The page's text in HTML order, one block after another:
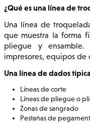
¿Qué es una línea de
Una línea de
que muestra la forma
pliegue y
impresores, equipos de
Una línea de dados
Líneas de corte
Líneas de pliegue o
Zonas de sangrado
Pestañas de